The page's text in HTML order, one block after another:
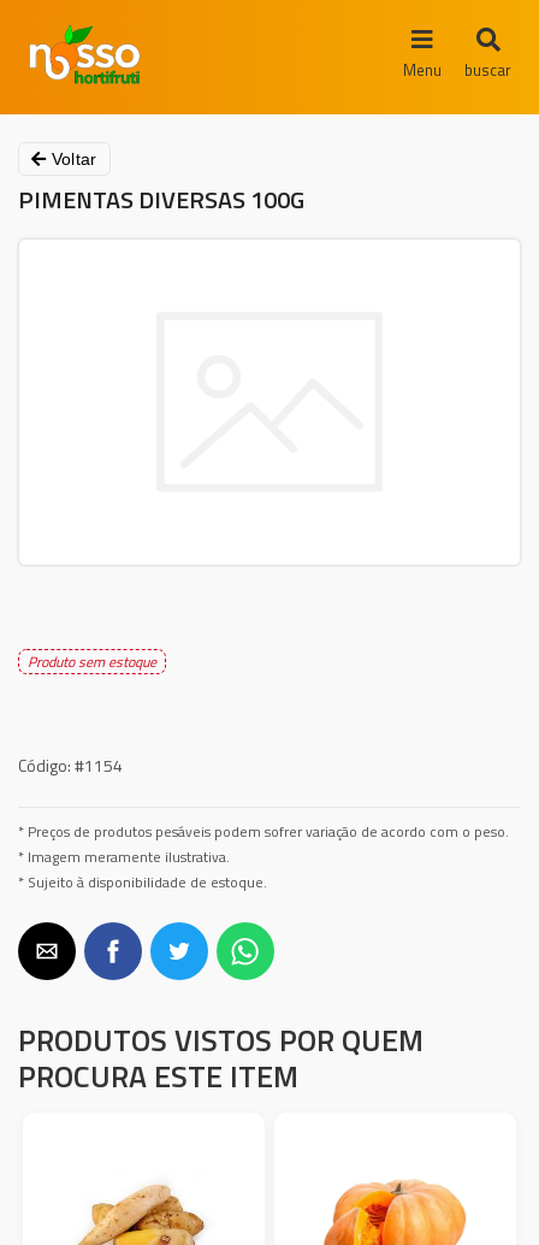
Menu buscar
Voltar
PIMENTAS DIVERSAS 100G
Produto sem estoque
Código:#1154
* Preços de produtos pesáveis podem sofrer variação de acordo com o peso.
* Imagem meramente ilustrativa.
* Sujeito à disponibilidade de estoque.
PRODUTOS VISTOS POR QUEM
PROCURA ESTE ITEM